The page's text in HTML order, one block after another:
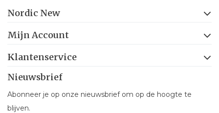
Nordic New
Mijn Account
Klantenservice
Nieuwsbrief
Abonneer je op onze nieuwsbrief om op de hoogte te
blijven.